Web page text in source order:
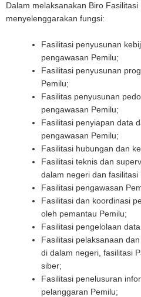
Dalam melaksanakan Biro Fasilitasi
menyelenggarakan fungsi:
Fasilitasi penyusunan
pengawasan Pemilu;
Fasilitasi penyusunan
Pemilu;
Fasilitas penyusunan
pengawasan Pemilu;
Fasilitasi penyiapan data
pengawasan Pemilu;
Fasilitasi hubungan dan
Fasilitasi teknis dan
dalam negeri dan fasilitasi
Fasilitasi pengawasan
Fasilitasi dan koordinasi
oleh pemantau Pemilu;
Fasilitasi pengelolaan
Fasilitasi pelaksanaan
di dalam negeri, fasilitasi
siber;
Fasilitasi penelusuran
pelanggaran Pemilu;